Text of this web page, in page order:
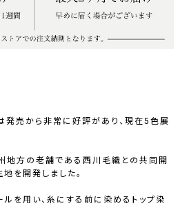
発売から非常に好評があり、現在5色展
地方の老舗である西川毛織との共同開
を開発しました。
を用い、糸にする前に染めるトップ染